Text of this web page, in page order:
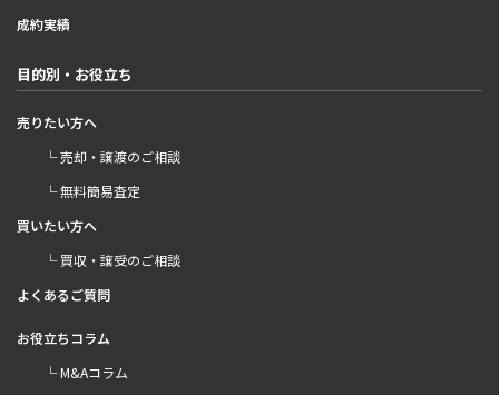
成約実績
目的別・お役立ち
売りたい方へ
└ 売却・譲渡のご相談
└ 無料簡易査定
買いたい方へ
└ 買収・譲受のご相談
よくあるご質問
お役立ちコラム
└ M&Aコラム